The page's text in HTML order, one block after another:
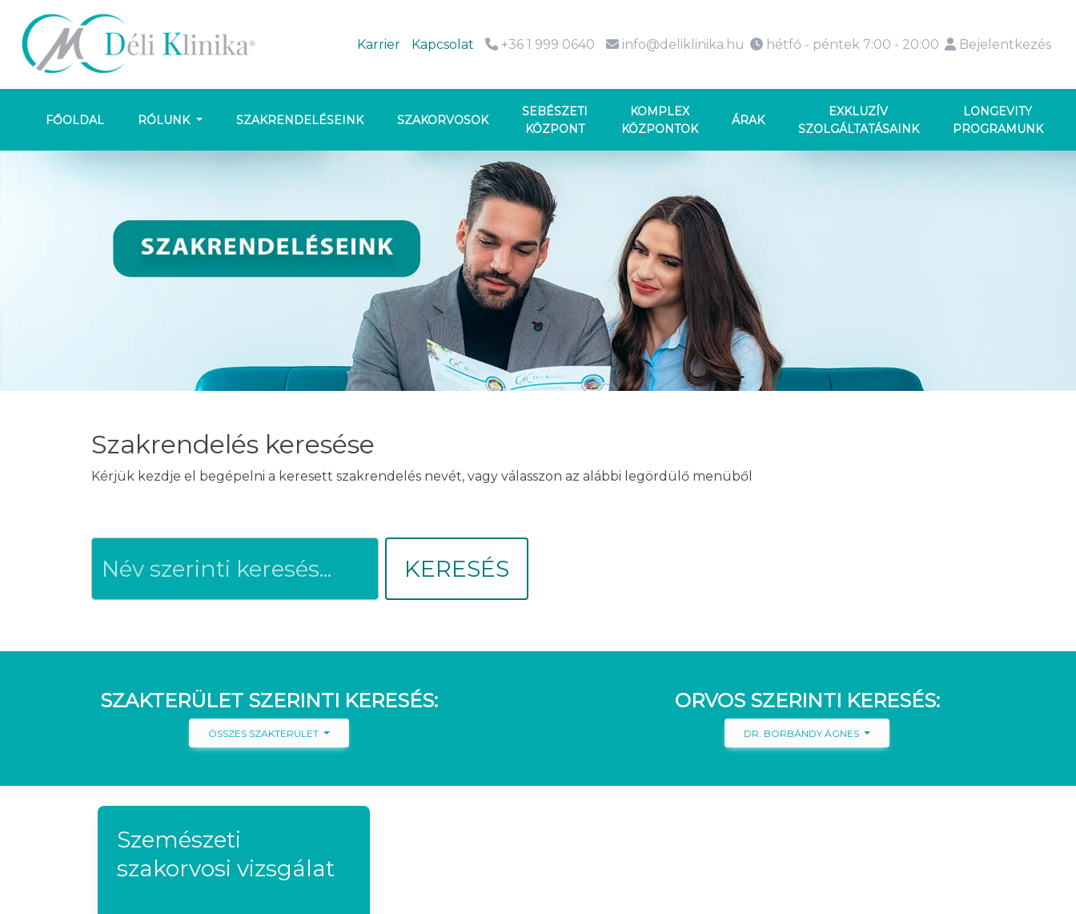
Karrier Kapcsolat +36 1 999 0640 info@deliklinika.hu hétfő - péntek 7:00 - 20:00 Bejelentkezés
FŐOLDAL RÓLUNK SZAKRENDELÉSEINK SZAKORVOSOK
SEBÉSZETI
KÖZPONT
KOMPLEX
KÖZPONTOK
ÁRAK
EXKLUZÍV
SZOLGÁLTATÁSAINK
LONGEVITY
PROGRAMUNK
Szakrendelés keresése
Kérjük kezdje el begépelni a keresett szakrendelés nevét, vagy válasszon az alábbi legördülő menüből
KERESÉS
SZAKTERÜLET SZERINTI KERESÉS:
ÖSSZES SZAKTERÜLET
ORVOS SZERINTI KERESÉS:
DR. BORBÁNDY ÁGNES
Szemészeti
szakorvosi vizsgálat